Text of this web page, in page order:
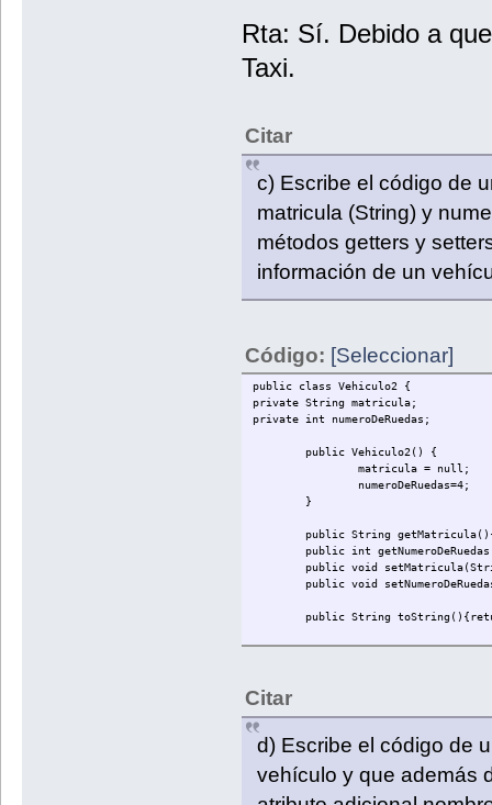
Rta: Sí. Debido a
Taxi.
Citar
c) Escribe el código de
matricula (String) y
métodos getters y
información de un
Código: [Seleccionar]
public class Vehiculo2 {
private String matricula;
private int numeroDeRuedas;
public Vehiculo2() {
matricula = null;
numeroDeRuedas=4;
}
public String
public int
public void
public void
public String
}
Citar
d) Escribe el código de
vehículo y que además